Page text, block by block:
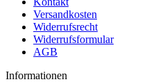
Versandkosten
Widerrufsrecht
Widerrufsformular
AGB
Informationen